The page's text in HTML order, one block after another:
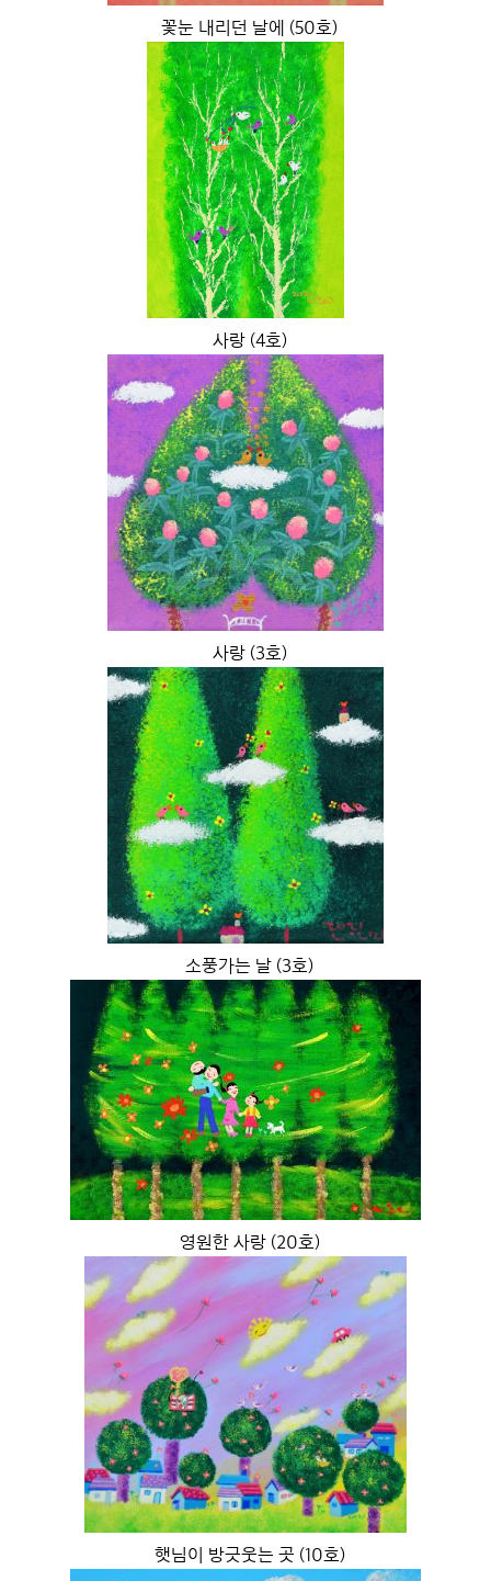
꽃눈 내리던 날에 (50호)
사랑 (4호)
사랑 (3호)
소풍가는 날 (3호)
영원한 사랑 (20호)
햇님이 방긋웃는 곳 (10호)